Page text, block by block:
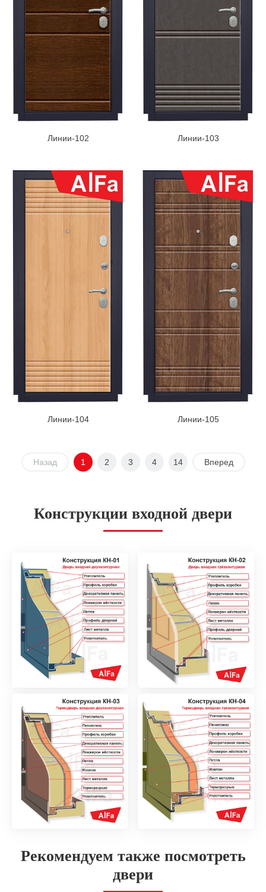
Линии-102 Линии-103
Линии-104 Линии-105
Назад 1 2 3 4 14 Вперед
Конструкции входной двери
Рекомендуем также посмотреть
двери